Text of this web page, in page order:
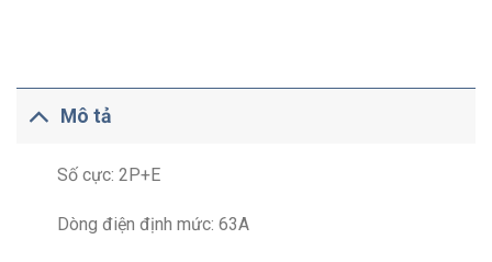
Mô tả
Số cực: 2P+E
Dòng điện định mức: 63A